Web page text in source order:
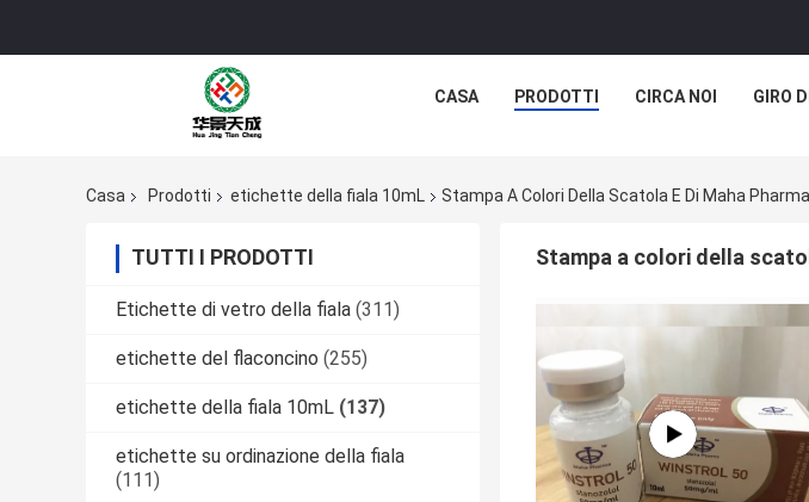
CASA PRODOTTI CIRCA NOI GIRO
Casa Prodotti etichette della fiala 10mL Stampa A Colori Della Scatola E Di Maha
TUTTI I PRODOTTI
Etichette di vetro della fiala (311)
etichette del flaconcino (255)
etichette della fiala 10mL (137)
etichette su ordinazione della fiala
(111)
Stampa a colori della